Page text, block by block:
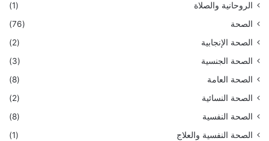
الروحانية والصلاة
(1)
الصحة
(76)
الصحة الإنجابية
(2)
الصحة الجنسية
(3)
الصحة العامة
(8)
الصحة النسائية
(2)
الصحة النفسية
(8)
الصحة النفسية والعلاج
(1)